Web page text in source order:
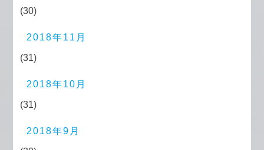
(30)
2018年11月
(31)
2018年10月
(31)
2018年9月